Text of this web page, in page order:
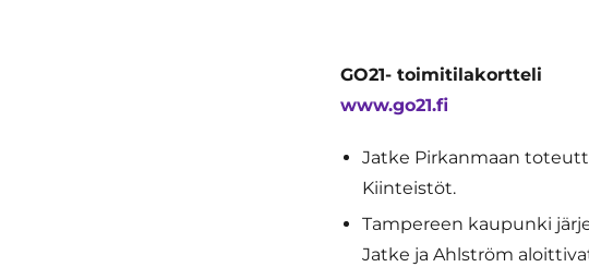
GO21- toimitilakortteli
www.go21.fi
Jatke Pirkanmaan
Kiinteistöt.
Tampereen kaupunki
Jatke ja Ahlström